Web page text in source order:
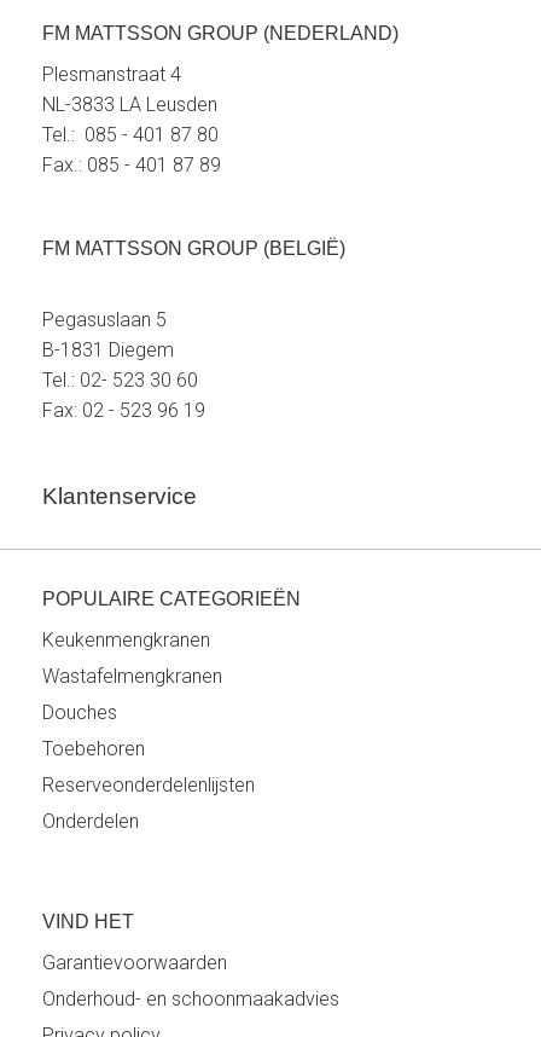
FM MATTSSON GROUP (NEDERLAND)
Plesmanstraat 4
NL-3833 LA Leusden
Tel.: 085 - 401 87 80
Fax.: 085 - 401 87 89
FM MATTSSON GROUP (BELGIË)
Pegasuslaan 5
B-1831 Diegem
Tel.: 02- 523 30 60
Fax: 02 - 523 96 19
Klantenservice
POPULAIRE CATEGORIEËN
Keukenmengkranen
Wastafelmengkranen
Douches
Toebehoren
Reserveonderdelenlijsten
Onderdelen
VIND HET
Garantievoorwaarden
Onderhoud- en schoonmaakadvies